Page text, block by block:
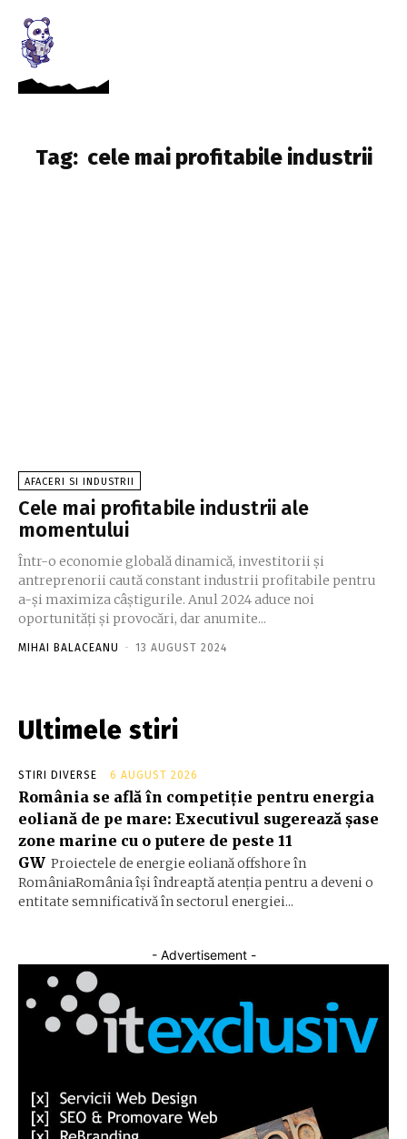
Tag: cele mai profitabile industrii
AFACERI SI INDUSTRII
Cele mai profitabile industrii ale
momentului
Într-o economie globală dinamică, investitorii și
antreprenorii caută constant industrii profitabile pentru
a-și maximiza câștigurile. Anul 2024 aduce noi
oportunități și provocări, dar anumite...
MIHAI BALACEANU - 13 AUGUST 2024
Ultimele stiri
STIRI DIVERSE 6 AUGUST 2026
România se află în competiție pentru energia
eoliană de pe mare: Executivul sugerează șase
zone marine cu o putere de peste 11
GW Proiectele de energie eoliană offshore în
RomâniaRomânia își îndreaptă atenția pentru a deveni o
entitate semnificativă în sectorul energiei...
- Advertisement -